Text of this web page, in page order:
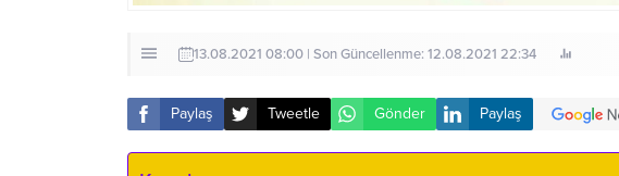
13.08.2021 08:00 | Son Güncellenme: 12.08.2021 22:34
Paylaş Tweetle Gönder Paylaş